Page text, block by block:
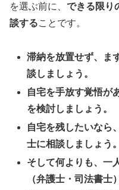
を選ぶ前に、 できる限り
談することです。
滞納を放置せず、ま
談しましょう。
自宅を手放す覚悟が
を検討しましょう。
自宅を残したいなら
士に相談しましょう。
そして何よりも、一
（弁護士・司法書